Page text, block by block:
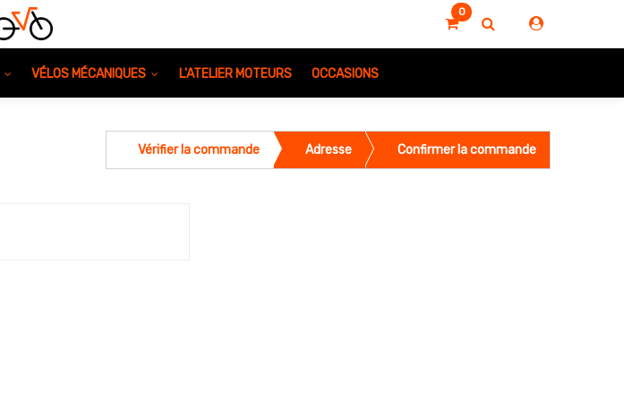
0
VÉLOS MÉCANIQUES L'ATELIER MOTEURS OCCASIONS
Vérifier la commande Adresse Confirmer la commande